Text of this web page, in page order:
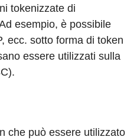
tokenizzate di
esempio, è possibile
ecc. sotto forma di token
essere utilizzati sulla
che può essere utilizzato